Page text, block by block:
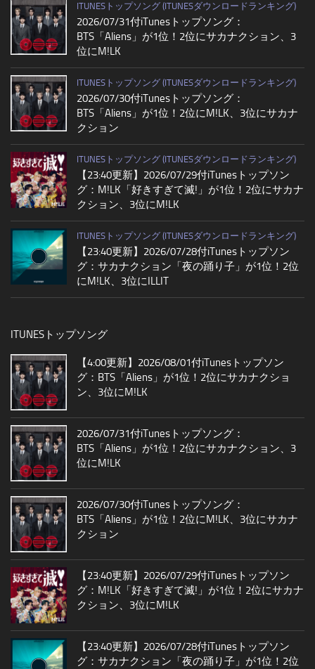
ITUNESトップソング (ITUNESダウンロードランキング)
2026/07/31付iTunesトップソング：
BTS「Aliens」が1位！2位にサカナクション、3
位にM!LK
ITUNESトップソング (ITUNESダウンロードランキング)
2026/07/30付iTunesトップソング：
BTS「Aliens」が1位！2位にM!LK、3位にサカナ
クション
ITUNESトップソング (ITUNESダウンロードランキング)
【23:40更新】2026/07/29付iTunesトップソン
グ：M!LK「好きすぎて滅!」が1位！2位にサカナ
クション、3位にM!LK
ITUNESトップソング (ITUNESダウンロードランキング)
【23:40更新】2026/07/28付iTunesトップソン
グ：サカナクション「夜の踊り子」が1位！2位
にM!LK、3位にILLIT
ITUNESトップソング
【4:00更新】2026/08/01付iTunesトップソン
グ：BTS「Aliens」が1位！2位にサカナクショ
ン、3位にM!LK
2026/07/31付iTunesトップソング：
BTS「Aliens」が1位！2位にサカナクション、3
位にM!LK
2026/07/30付iTunesトップソング：
BTS「Aliens」が1位！2位にM!LK、3位にサカナ
クション
【23:40更新】2026/07/29付iTunesトップソン
グ：M!LK「好きすぎて滅!」が1位！2位にサカナ
クション、3位にM!LK
【23:40更新】2026/07/28付iTunesトップソン
グ：サカナクション「夜の踊り子」が1位！2位